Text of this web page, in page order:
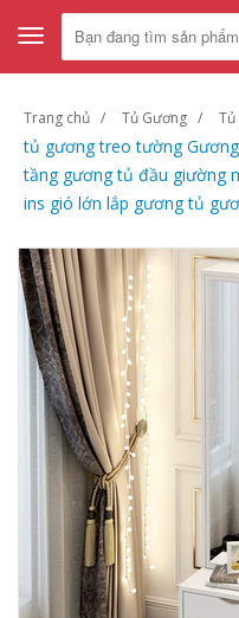
Toggle
navigation
Trang chủ Tủ Gương
tủ gương treo tường
tầng gương tủ đầu giường
ins gió lớn lắp gương tủ